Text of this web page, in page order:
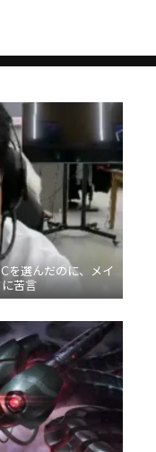
を選んだのに、メイ
苦言